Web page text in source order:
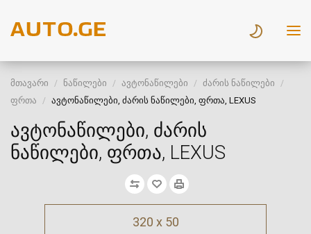
მთავარი ნაწილები ავტონაწილები
ძარის ნაწილები
ფრთა
ავტონაწილები, ძარის ნაწილები, ფრთა, LEXUS
ავტონაწილები, ძარის
ნაწილები, ფრთა, LEXUS
320 x 50